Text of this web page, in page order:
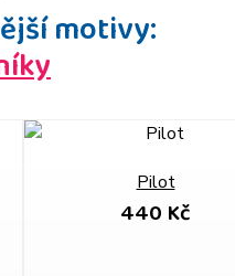
motivy:
Pilot
440 Kč